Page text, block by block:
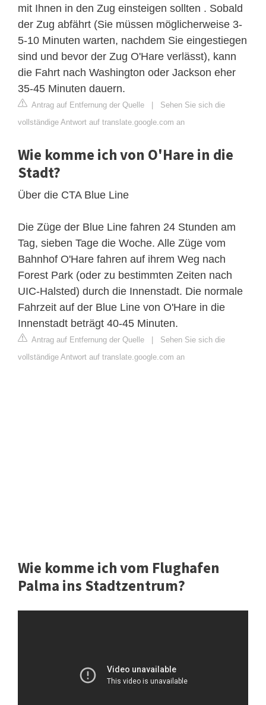
mit Ihnen in den Zug einsteigen sollten . Sobald
der Zug abfährt (Sie müssen möglicherweise 3-
5-10 Minuten warten, nachdem Sie eingestiegen
sind und bevor der Zug O'Hare verlässt), kann
die Fahrt nach Washington oder Jackson eher
35-45 Minuten dauern.
Antrag auf Entfernung der Quelle
Sehen Sie sich die
vollständige Antwort auf translate.google.com an
Wie komme ich von O'Hare in die
Stadt?
Über die CTA Blue Line
Die Züge der Blue Line fahren 24 Stunden am
Tag, sieben Tage die Woche. Alle Züge vom
Bahnhof O'Hare fahren auf ihrem Weg nach
Forest Park (oder zu bestimmten Zeiten nach
UIC-Halsted) durch die Innenstadt. Die normale
Fahrzeit auf der Blue Line von O'Hare in die
Innenstadt beträgt 40-45 Minuten.
Antrag auf Entfernung der Quelle
Sehen Sie sich die
vollständige Antwort auf translate.google.com an
Wie komme ich vom Flughafen
Palma ins Stadtzentrum?